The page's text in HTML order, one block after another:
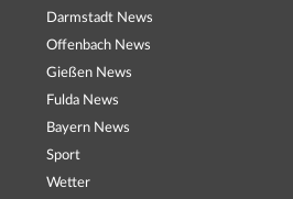
Darmstadt News
Offenbach News
Gießen News
Fulda News
Bayern News
Sport
Wetter